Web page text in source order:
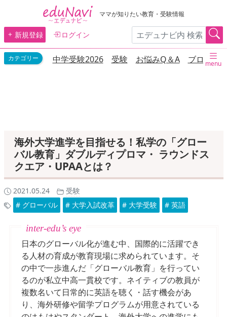
ママが知りたい教育・受験情報
新規登録 ログイン
中学受験2026 受験 お悩みQ＆A ブログmenu
海外大学進学を目指せる！私学の「グロー
バル教育」ダブルディプロマ・ ラウンドス
クエア・UPAAとは？
2021.05.24
受験
# グローバル
# 大学入試改革 # 大学受験 # 英語
日本のグローバル化が進む中、国際的に活躍でき
る人材の育成が教育現場に求められています。そ
の中で一歩進んだ「グローバル教育」を行ってい
るのが私立中高一貫校です。ネイティブの教員が
複数名いて日常的に英語を聴く・話す機会があ
り、海外研修や留学プログラムが用意されている